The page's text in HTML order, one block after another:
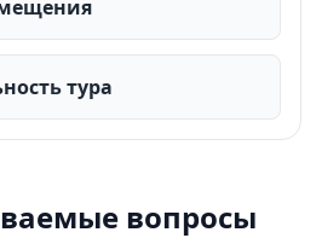
тура
вопросы